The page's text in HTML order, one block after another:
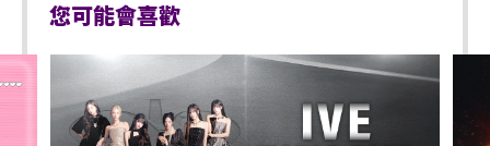
顧人使用。每位輪椅人士在購買輪椅座位門票時，可
公司工作人員要求查證，持有輪椅座位門票的人士必
須出示行動不便的證明*。任何非輪椅使用者或非陪同
輪椅使用者的任何人士持輪椅座位門票或看顧人門票
嚴禁攜帶及發放煙花、煙火、或使用激光儀器。
不准攜帶及使用任何遙控飛行設備或玩具（如：模型
直升機、無人駕駛飛機）。
您可能會喜歡